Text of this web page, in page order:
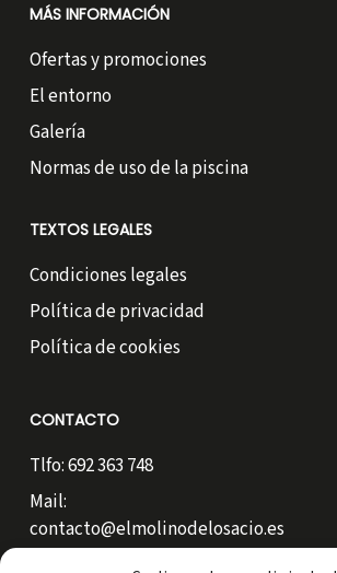
MÁS INFORMACIÓN
Ofertas y promociones
El entorno
Galería
Normas de uso de la piscina
TEXTOS LEGALES
Condiciones legales
Política de privacidad
Política de cookies
CONTACTO
Tlfo: 692 363 748
Mail:
contacto@elmolinodelosacio.es
Carretera Marquíz S/N bajo.